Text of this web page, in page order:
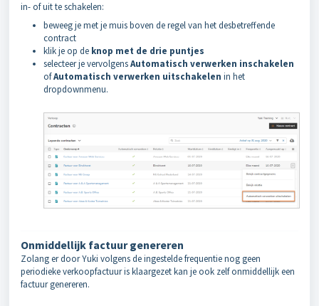
in- of uit te schakelen:
beweeg je met je muis boven de regel van het desbetreffende
contract
klik je op de knop met de drie puntjes
selecteer je vervolgensAutomatisch verwerken inschakelen
ofAutomatisch verwerken uitschakelen in het
dropdownmenu.
Onmiddellijk factuur genereren
Zolang er door Yuki volgens de ingestelde frequentie nog geen
periodieke verkoopfactuur is klaargezet kan je ook zelf onmiddellijk een
factuur genereren.